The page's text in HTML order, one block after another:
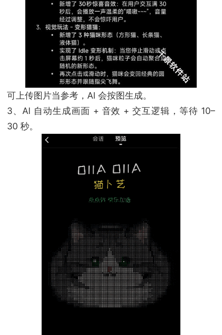
可上传图片当参考，AI 会按图生成。
3、AI 自动生成画面 + 音效 + 交互逻辑，等待 10–
30 秒。